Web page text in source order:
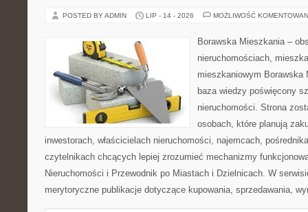
POSTED BY ADMIN LIP - 14 - 2026 MOŻLIWOŚĆ
Borawska Mieszkania –
nieruchomościach,
mieszkaniowym Borawska
baza wiedzy poświęcony
nieruchomości. Strona
osobach, które planują
inwestorach, właścicielach nieruchomości, najemcach,
czytelnikach chcących lepiej zrozumieć mechanizmy
Nieruchomości i Przewodnik po Miastach i Dzielnicach. W
merytoryczne publikacje dotyczące kupowania, sprzedawania,